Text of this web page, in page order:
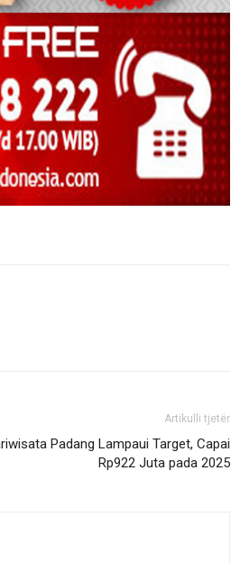
Artikulli tjetër
Padang Lampaui Target, Capai
Rp922 Juta pada 2025